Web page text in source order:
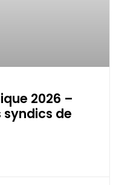
2026 –
de